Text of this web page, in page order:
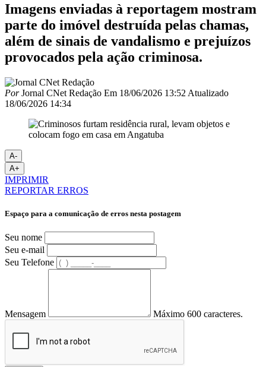
Imagens enviadas à reportagem mostram
parte do imóvel destruída pelas chamas,
além de sinais de vandalismo e prejuízos
provocados pela ação criminosa.
PorJornal CNet Redação Em 18/06/2026 13:52 Atualizado
18/06/2026 14:34
A-
A+
IMPRIMIR
REPORTAR ERROS
Espaço para a comunicação de erros nesta postagem
Seu nome
Seu e-mail
Seu Telefone
Mensagem Máximo 600 caracteres.